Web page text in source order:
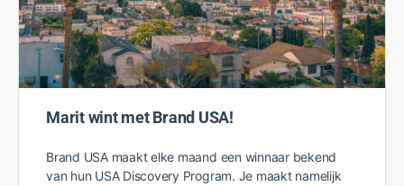
Marit wint met Brand USA!
Brand USA maakt elke maand een winnaar bekend
van hun USA Discovery Program. Je maakt namelijk